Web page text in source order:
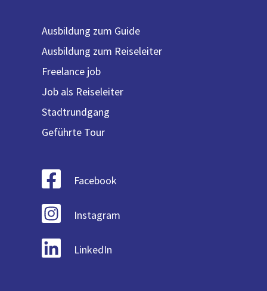
Ausbildung zum Guide
Ausbildung zum Reiseleiter
Freelance job
Job als Reiseleiter
Stadtrundgang
Geführte Tour
Facebook
Instagram
LinkedIn